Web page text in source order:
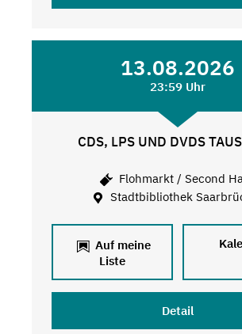
13.08.2026
23:59 Uhr
CDS, LPS UND DVDS
Flohmarkt / Second
Stadtbibliothek
Auf meine
Liste
Detail